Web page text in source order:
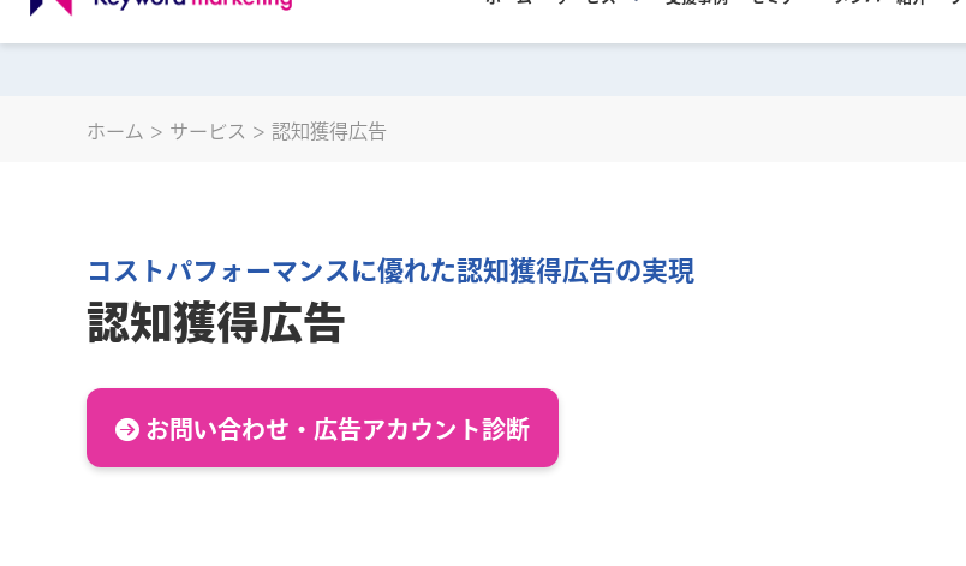
ホーム サービス 認知獲得広告
コストパフォーマンスに優れた認知獲得広告の実現
認知獲得広告
お問い合わせ・広告アカウント診断